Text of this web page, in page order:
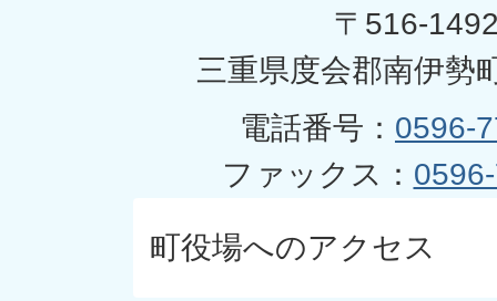
〒516-
三重県度会郡南伊勢
電話番号： 0596-
ファックス：
町役場へのアクセス